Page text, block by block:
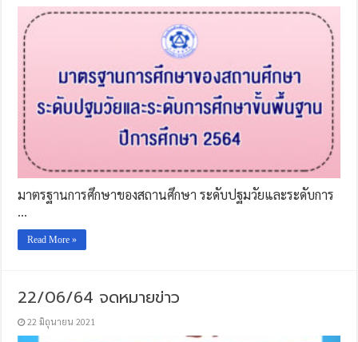
มาตรฐานการศึกษาของสถานศึกษา ระดับปฐมวัยและระดับการ
…
Read More »
22/06/64 จดหมายข่าว
22 มิถุนายน 2021